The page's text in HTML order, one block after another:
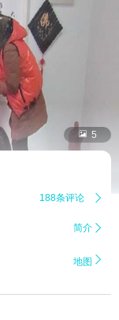
 5
188条评论 
简介 
地图 